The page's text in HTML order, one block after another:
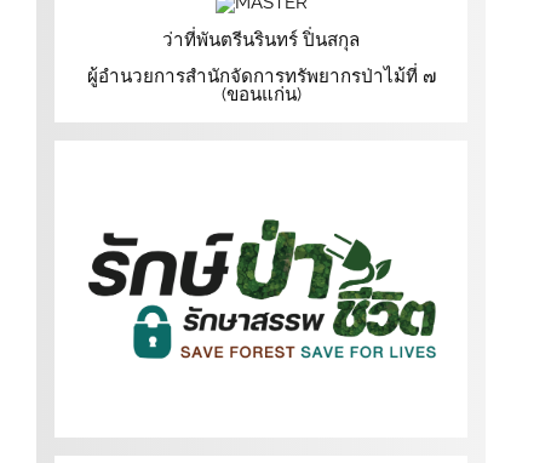
ว่าที่พันตรีนรินทร์ ปิ่นสกุล
ผู้อำนวยการสำนักจัดการทรัพยากรป่าไม้ที่ ๗
(ขอนแก่น)